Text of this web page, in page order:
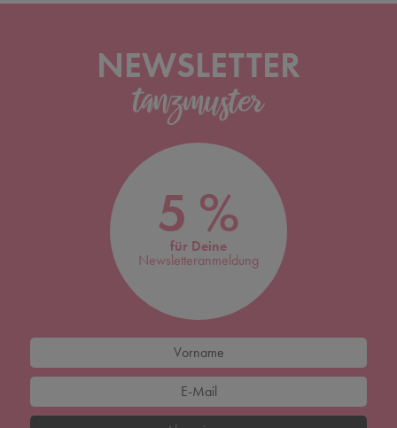
NEWSLETTER
5 %
für Deine
Newsletteranmeldung